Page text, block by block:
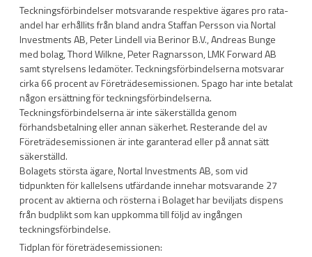
Teckningsförbindelser motsvarande respektive ägares pro rata-
andel har erhållits från bland andra Staffan Persson via Nortal
Investments AB, Peter Lindell via Berinor B.V., Andreas Bunge
med bolag, Thord Wilkne, Peter Ragnarsson, LMK Forward AB
samt styrelsens ledamöter. Teckningsförbindelserna motsvarar
cirka 66 procent av Företrädesemissionen. Spago har inte betalat
någon ersättning för teckningsförbindelserna.
Teckningsförbindelserna är inte säkerställda genom
förhandsbetalning eller annan säkerhet. Resterande del av
Företrädesemissionen är inte garanterad eller på annat sätt
säkerställd.
Bolagets största ägare, Nortal Investments AB, som vid
tidpunkten för kallelsens utfärdande innehar motsvarande 27
procent av aktierna och rösterna i Bolaget har beviljats dispens
från budplikt som kan uppkomma till följd av ingången
teckningsförbindelse.
Tidplan för företrädesemissionen: